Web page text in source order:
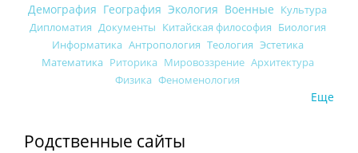
Демография География Экология Военные Культура
Дипломатия Документы Китайская философия Биология
Информатика Антропология Теология Эстетика
Математика Риторика Мировоззрение Архитектура
Физика Феноменология
Еще
Родственные сайты